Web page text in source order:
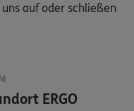
auf oder schließen
ERGO